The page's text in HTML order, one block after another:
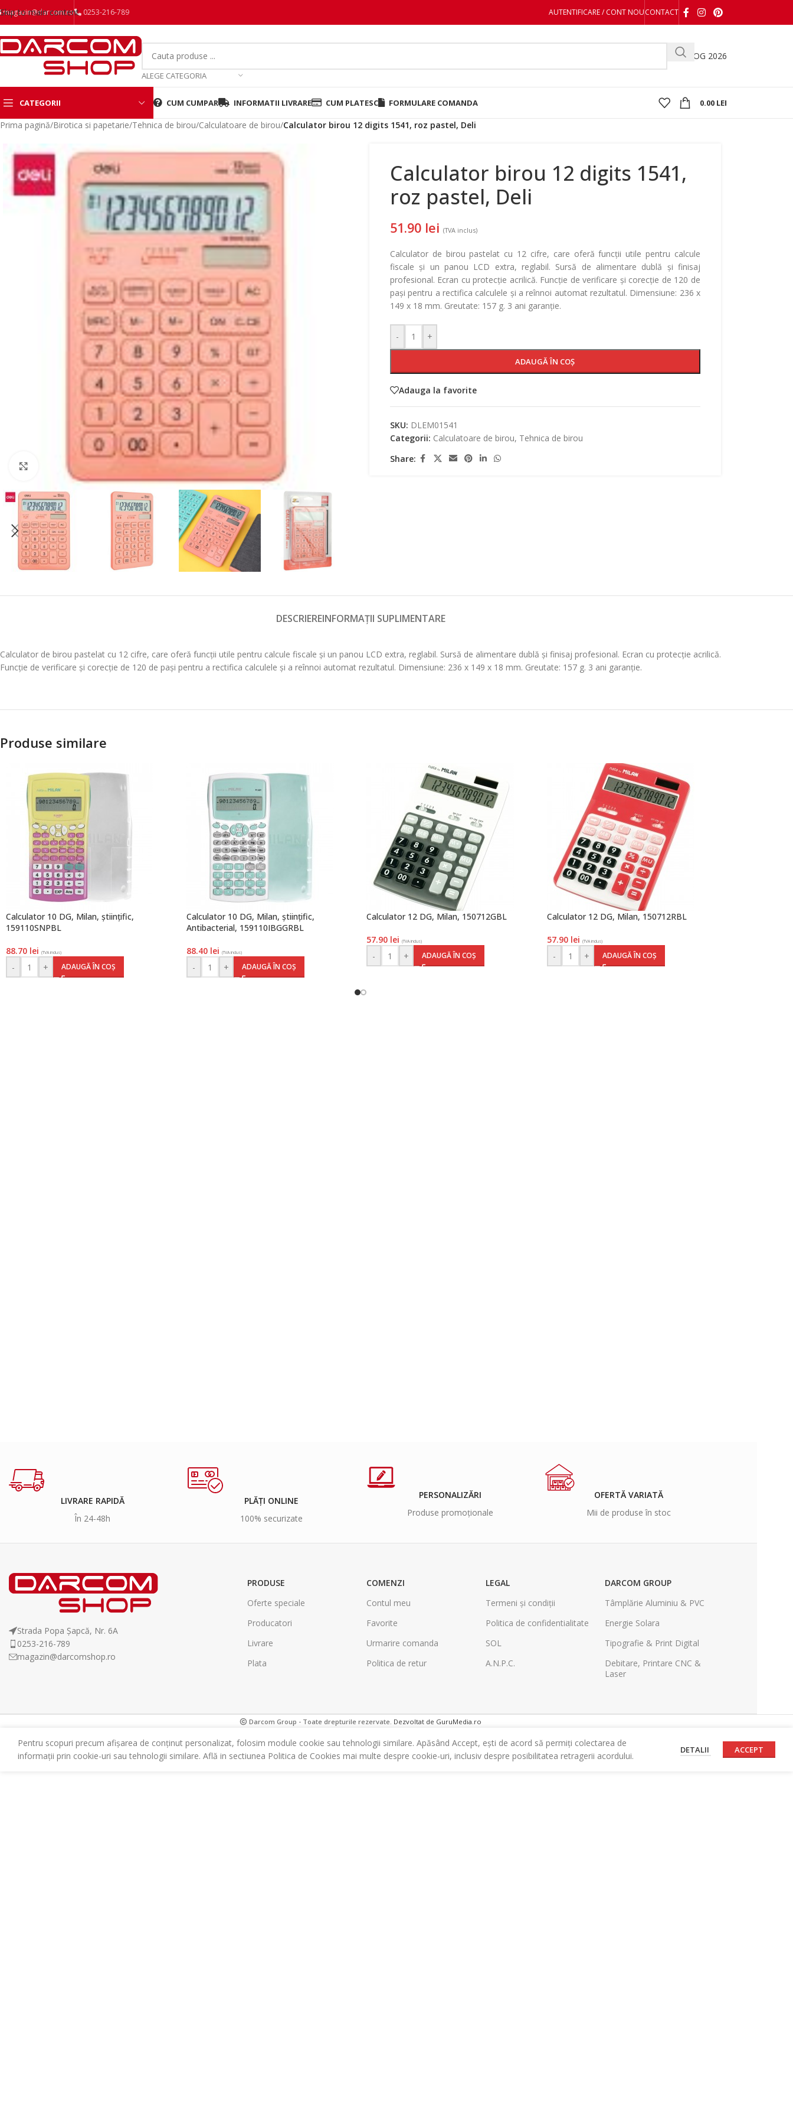
Skip to main content
magazin@darcom.ro 0253-216-789 AUTENTIFICARE / CONT NOUCONTACT
ALEGE CATEGORIA
CATALOG 2026
CATEGORII CUM CUMPAR INFORMATII LIVRARE CUM PLATESC FORMULARE COMANDA 0.00 LEI
Prima pagină/Birotica si papetarie/Tehnica de birou/Calculatoare de birou/Calculator birou 12 digits 1541, roz pastel, Deli
Mareste
Calculator birou 12 digits 1541,
roz pastel, Deli
51.90 lei (TVA inclus)
Calculator de birou pastelat cu 12 cifre, care oferă funcții utile pentru calcule
fiscale și un panou LCD extra, reglabil. Sursă de alimentare dublă și finisaj
profesional. Ecran cu protecție acrilică. Funcție de verificare și corecție de 120 de
pași pentru a rectifica calculele și a reînnoi automat rezultatul. Dimensiune: 236 x
149 x 18 mm. Greutate: 157 g. 3 ani garanție.
- +
ADAUGĂ ÎN COȘ
Adauga la favorite
SKU: DLEM01541
Categorii: Calculatoare de birou, Tehnica de birou
Share:
DESCRIEREINFORMAȚII SUPLIMENTARE
Calculator de birou pastelat cu 12 cifre, care oferă funcții utile pentru calcule fiscale și un panou LCD extra, reglabil. Sursă de alimentare dublă și finisaj profesional. Ecran cu protecție acrilică.
Funcție de verificare și corecție de 120 de pași pentru a rectifica calculele și a reînnoi automat rezultatul. Dimensiune: 236 x 149 x 18 mm. Greutate: 157 g. 3 ani garanție.
Produse similare
Calculator 10 DG, Milan, științific,
159110SNPBL
88.70 lei (TVA inclus)
- + ADAUGĂ ÎN COȘ
Calculator 10 DG, Milan, științific,
Antibacterial, 159110IBGGRBL
88.40 lei (TVA inclus)
- + ADAUGĂ ÎN COȘ
Calculator 12 DG, Milan, 150712GBL
57.90 lei (TVA inclus)
- + ADAUGĂ ÎN COȘ
Calculator 12 DG, Milan, 150712RBL
57.90 lei (TVA inclus)
- + ADAUGĂ ÎN COȘ
LIVRARE RAPIDĂ
În 24-48h
PLĂȚI ONLINE
100% securizate
PERSONALIZĂRI
Produse promoționale
OFERTĂ VARIATĂ
Mii de produse în stoc
Strada Popa Șapcă, Nr. 6A
0253-216-789
magazin@darcomshop.ro
PRODUSE
Oferte speciale
Producatori
Livrare
Plata
COMENZI
Contul meu
Favorite
Urmarire comanda
Politica de retur
LEGAL
Termeni și condiții
Politica de confidentialitate
SOL
A.N.P.C.
DARCOM GROUP
Tâmplărie Aluminiu & PVC
Energie Solara
Tipografie & Print Digital
Debitare, Printare CNC &
Laser
Darcom Group - Toate drepturile rezervate. Dezvoltat de GuruMedia.ro
Pentru scopuri precum afișarea de conținut personalizat, folosim module cookie sau tehnologii similare. Apăsând Accept, ești de acord să permiți colectarea de
informații prin cookie-uri sau tehnologii similare. Află in sectiunea Politica de Cookies mai multe despre cookie-uri, inclusiv despre posibilitatea retragerii acordului.
DETALII ACCEPT